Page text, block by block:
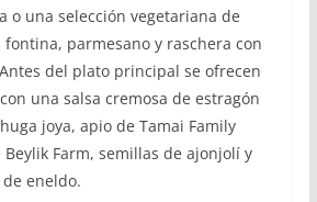
o una selección vegetariana de
fontina, parmesano y raschera con
del plato principal se ofrecen
una salsa cremosa de estragón
joya, apio de Tamai Family
Farm, semillas de ajonjolí y
eneldo.